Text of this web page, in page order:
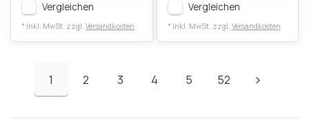
Vergleichen
* Inkl. MwSt. zzgl. Versandkosten
Vergleichen
* Inkl. MwSt. zzgl. Versandkosten
1 2 3 4 5 52